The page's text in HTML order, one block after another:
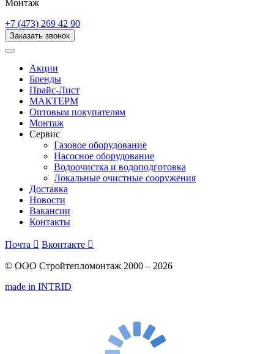
Монтаж
+7 (473) 269 42 90
Заказать звонок
Акции
Бренды
Прайс-Лист
МАКТЕРМ
Оптовым покупателям
Монтаж
Сервис
Газовое оборудование
Насосное оборудование
Водоочистка и водоподготовка
Локальные очистные сооружения
Доставка
Новости
Вакансии
Контакты
Почта  Вконтакте 
© ООО Стройтепломонтаж 2000 – 2026
made in INTRID